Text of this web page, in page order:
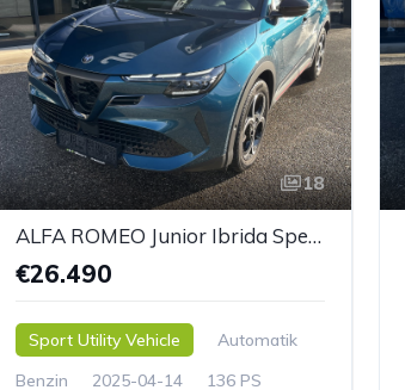
18
ALFA ROMEO Junior Ibrida Speciale 1.2 MHEV e-DCT 6
€26.490
Sport Utility Vehicle
Automatik
Benzin
2025-04-14
136 PS